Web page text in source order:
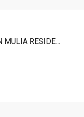
PROMO PERDANA PERUMAHAN MULIA RESIDENCE KALIURANG SLEMAN JOGJA KAMPUS UII JAKAL